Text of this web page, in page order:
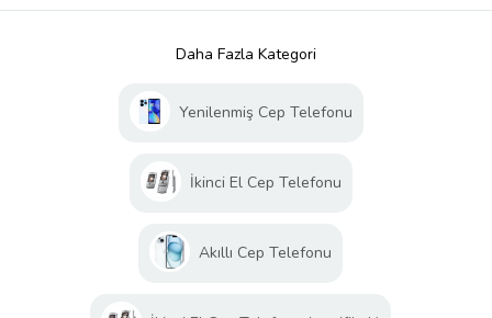
Daha Fazla Kategori
Yenilenmiş Cep Telefonu
İkinci El Cep Telefonu
Akıllı Cep Telefonu